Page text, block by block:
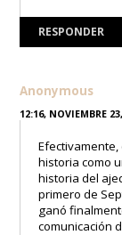
RESPONDER
Anonymous
12:16, NOVIEMBRE
historia como
historia del
primero de
ganó
comunicación